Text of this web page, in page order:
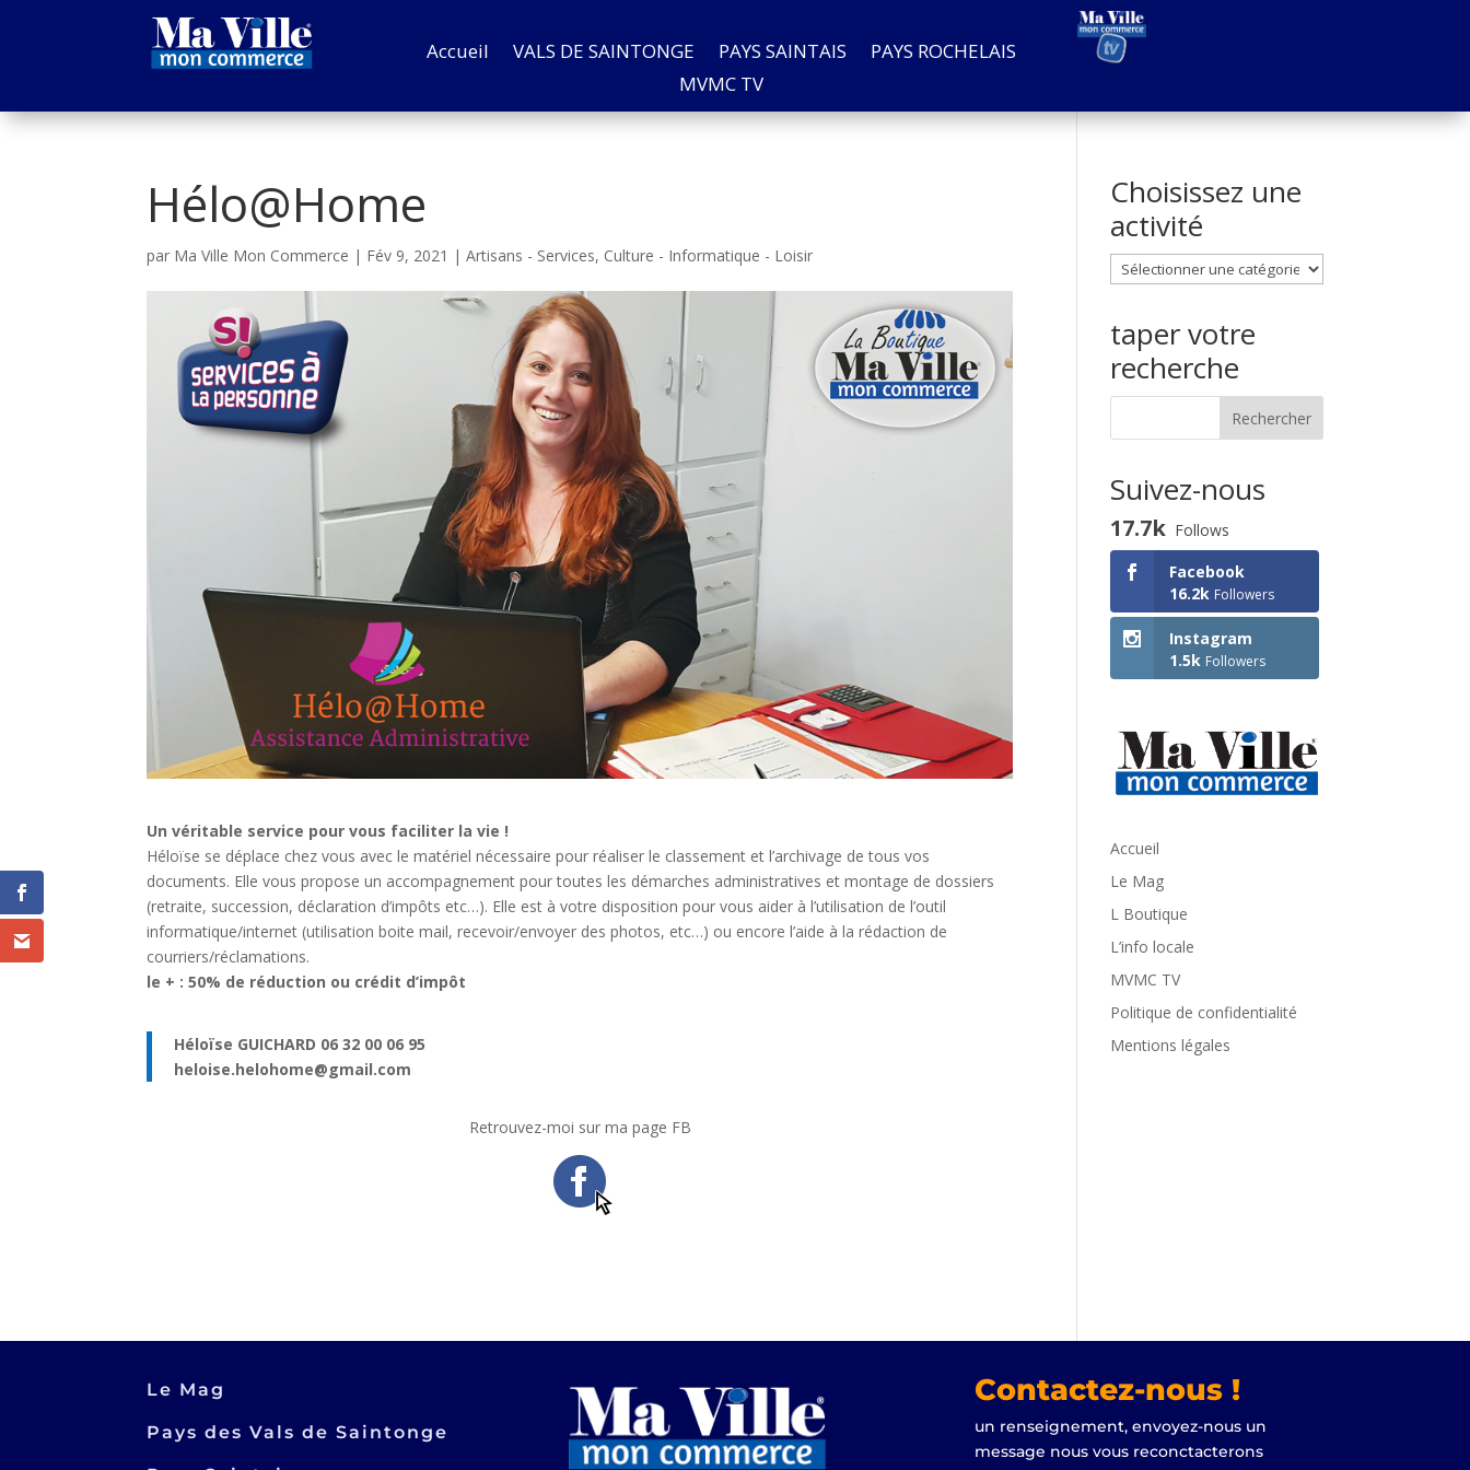
Accueil VALS DE SAINTONGE PAYS SAINTAIS
PAYS ROCHELAIS
MVMC TV
Hélo@Home
par Ma Ville Mon Commerce | Fév 9, 2021 |Artisans - Services, Culture - Informatique - Loisir
Un véritable service pour vous faciliter la vie !
Héloïse se déplace chez vous avec le matériel nécessaire pour réaliser le classement et l’archivage de tous vos
documents. Elle vous propose un accompagnement pour toutes les démarches administratives et montage de dossiers
(retraite, succession, déclaration d’impôts etc…). Elle est à votre disposition pour vous aider à l’utilisation de l’outil
informatique/internet (utilisation boite mail, recevoir/envoyer des photos, etc…) ou encore l’aide à la rédaction de
courriers/réclamations.
le + : 50% de réduction ou crédit d’impôt
Héloïse GUICHARD 06 32 00 06 95
heloise.helohome@gmail.com
Retrouvez-moi sur ma page FB
Choisissez une
activité
Choisissez
une
taper votre
recherche
Suivez-nous
17.7k Follows
Facebook
16.2k Followers
Instagram
1.5k Followers
Accueil
Le Mag
L Boutique
L’info locale
MVMC TV
Politique de confidentialité
Mentions légales
Le Mag
Pays des Vals de Saintonge
Contactez-nous !
un renseignement, envoyez-nous un
message nous vous reconctacterons